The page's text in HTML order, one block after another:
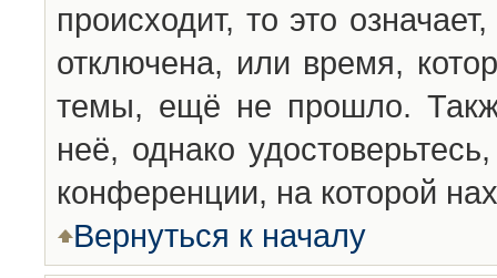
происходит, то это
отключена, или время,
темы, ещё не прошло.
неё, однако
конференции, на которой
Вернуться к началу